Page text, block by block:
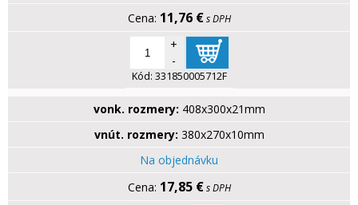
11,76 € s DPH
+
-
Kód: 331850005712F
vonk. rozmery: 408x300x21mm
vnút. rozmery: 380x270x10mm
Na objednávku
17,85 € s DPH